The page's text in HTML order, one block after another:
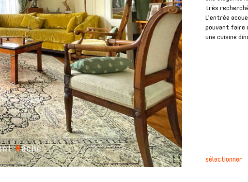
très
L’entrée
pouvant faire
une cuisine
sélectionner